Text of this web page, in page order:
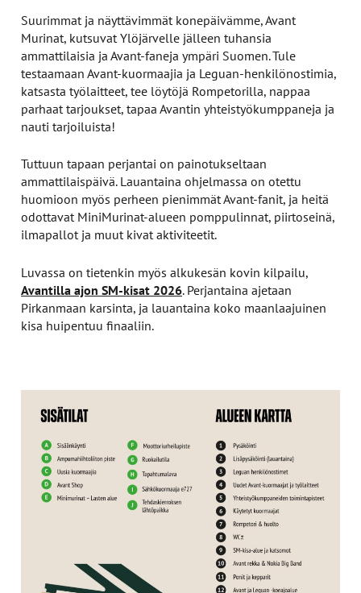
Suurimmat ja näyttävimmät konepäivämme, Avant
Murinat, kutsuvat Ylöjärvelle jälleen tuhansia
ammattilaisia ja Avant-faneja ympäri Suomen. Tule
testaamaan Avant-kuormaajia ja Leguan-henkilönostimia,
katsasta työlaitteet, tee löytöjä Rompetorilla, nappaa
parhaat tarjoukset, tapaa Avantin yhteistyökumppaneja ja
nauti tarjoiluista!
Tuttuun tapaan perjantai on painotukseltaan
ammattilaispäivä. Lauantaina ohjelmassa on otettu
huomioon myös perheen pienimmät Avant-fanit, ja heitä
odottavat MiniMurinat-alueen pomppulinnat, piirtoseinä,
ilmapallot ja muut kivat aktiviteetit.
Luvassa on tietenkin myös alkukesän kovin kilpailu,
Avantilla ajon SM-kisat 2026. Perjantaina ajetaan
Pirkanmaan karsinta, ja lauantaina koko maanlaajuinen
kisa huipentuu finaaliin.